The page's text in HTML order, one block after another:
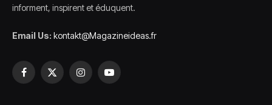
informent, inspirent et éduquent.
Email Us: kontakt@Magazineideas.fr
Facebook
X
InstagramYouTube